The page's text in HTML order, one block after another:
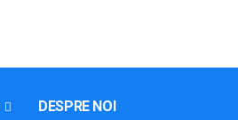
DESPRE NOI